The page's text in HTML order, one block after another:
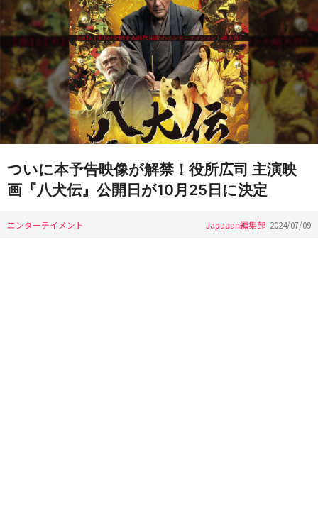
ついに本予告映像が解禁！役所広司 主演映
画『八犬伝』公開日が10月25日に決定
エンターテイメント Japaaan編集部 2024/07/09